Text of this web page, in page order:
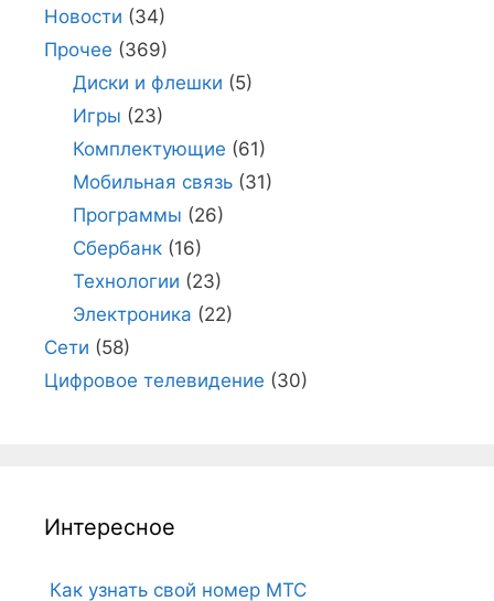
Новости (34)
Прочее (369)
Диски и флешки (5)
Игры (23)
Комплектующие (61)
Мобильная связь(31)
Программы (26)
Сбербанк(16)
Технологии (23)
Электроника (22)
Сети (58)
Цифровое телевидение (30)
Интересное
Как узнать свой номер МТС